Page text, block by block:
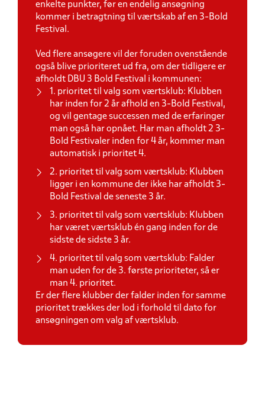
enkelte punkter, før en endelig ansøgning
kommer i betragtning til værtskab af en 3-Bold
Festival.
Ved flere ansøgere vil der foruden ovenstående
også blive prioriteret ud fra, om der tidligere er
afholdt DBU 3 Bold Festival i kommunen:
1. prioritet til valg som værtsklub: Klubben
har inden for 2 år afhold en 3-Bold Festival,
og vil gentage successen med de erfaringer
man også har opnået. Har man afholdt 2 3-
Bold Festivaler inden for 4 år, kommer man
automatisk i prioritet 4.
2. prioritet til valg som værtsklub: Klubben
ligger i en kommune der ikke har afholdt 3-
Bold Festival de seneste 3 år.
3. prioritet til valg som værtsklub: Klubben
har været værtsklub én gang inden for de
sidste de sidste 3 år.
4. prioritet til valg som værtsklub: Falder
man uden for de 3. første prioriteter, så er
man 4. prioritet.
Er der flere klubber der falder inden for samme
prioritet trækkes der lod i forhold til dato for
ansøgningen om valg af værtsklub.